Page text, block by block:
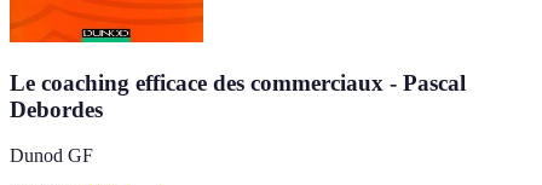
Le coaching efficace des commerciaux - Pascal
Debordes
Dunod GF